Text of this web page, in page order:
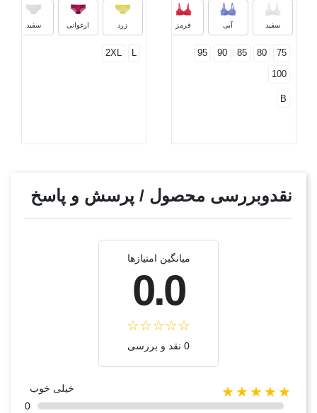
سفید آبی قرمز
مشکی
75
80
85
90
95
100
B
زرد ارغوانی سفید
L
2XL
نقدوبررسی محصول / پرسش و پاسخ
میانگین امتیازها
0.0
0 نقد و بررسی
★★★★★
خیلی خوب
0